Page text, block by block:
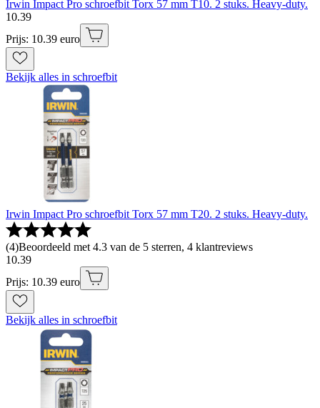
Irwin Impact Pro schroefbit Torx 57 mm T10. 2 stuks. Heavy-duty.
10.39
Prijs: 10.39 euro
Bekijk alles in schroefbit
Irwin Impact Pro schroefbit Torx 57 mm T20. 2 stuks. Heavy-duty.
(4)Beoordeeld met 4.3 van de 5 sterren, 4 klantreviews
10.39
Prijs: 10.39 euro
Bekijk alles in schroefbit